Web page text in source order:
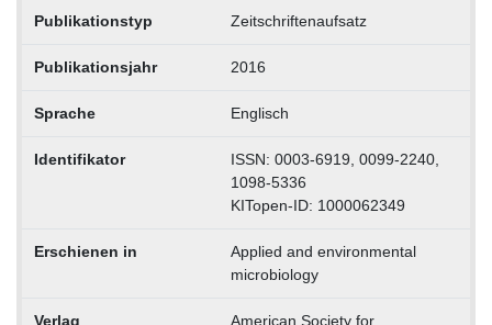
Publikationstyp Zeitschriftenaufsatz
Publikationsjahr 2016
Sprache Englisch
Identifikator
ISSN: 0003-6919, 0099-2240,
1098-5336
KITopen-ID: 1000062349
Erschienen in
Applied and environmental
microbiology
Verlag American Society for